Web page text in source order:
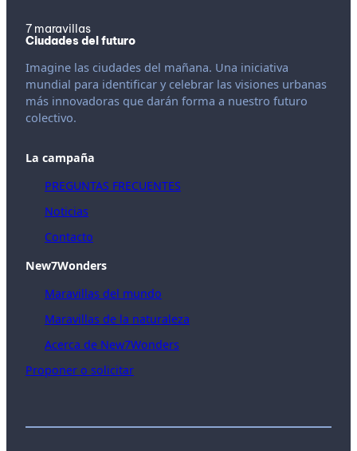
7 maravillas
Ciudades del futuro
Imagine las ciudades del mañana. Una iniciativa
mundial para identificar y celebrar las visiones urbanas
más innovadoras que darán forma a nuestro futuro
colectivo.
La campaña
PREGUNTAS FRECUENTES
Noticias
Contacto
New7Wonders
Maravillas del mundo
Maravillas de la naturaleza
Acerca de New7Wonders
Proponer o solicitar